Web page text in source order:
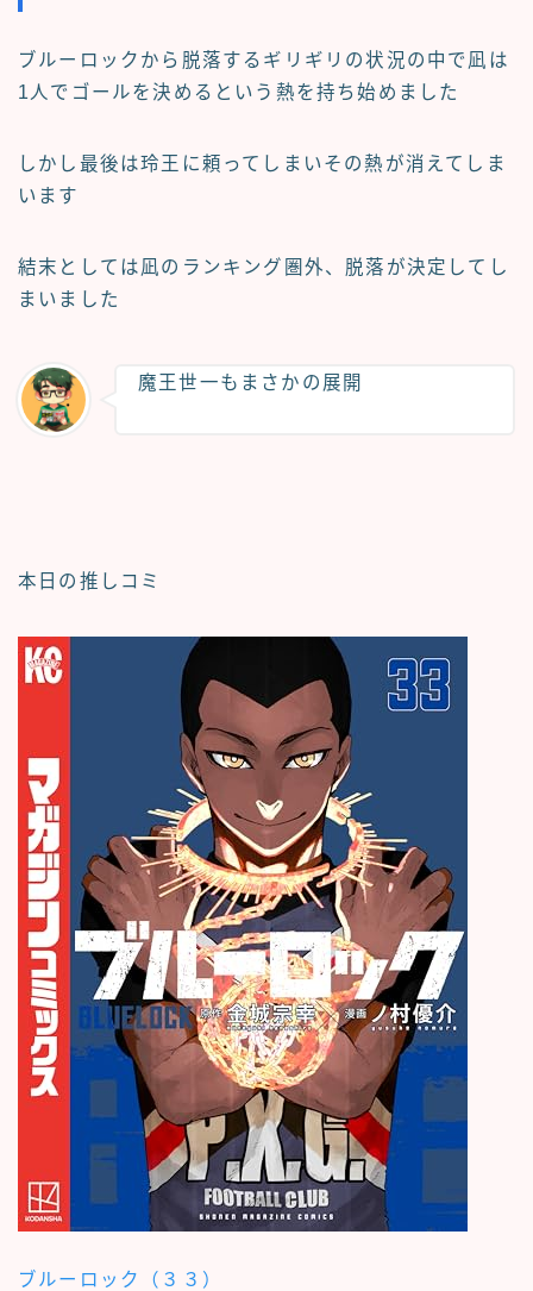
ブルーロックから脱落するギリギリの状況の中で凪は
1人でゴールを決めるという熱を持ち始めました
しかし最後は玲王に頼ってしまいその熱が消えてしま
います
結末としては凪のランキング圏外、脱落が決定してし
まいました
魔王世一もまさかの展開
本日の推しコミ
ブルーロック（３３）